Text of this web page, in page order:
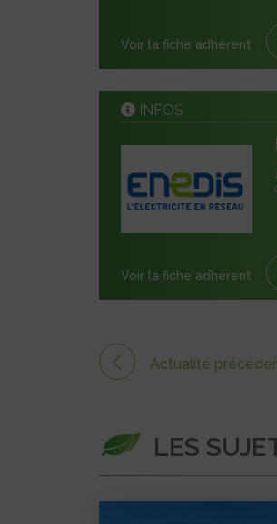
Voir la fiche adhérent
INFOS
Voir la fiche adhérent
Actualité
LES